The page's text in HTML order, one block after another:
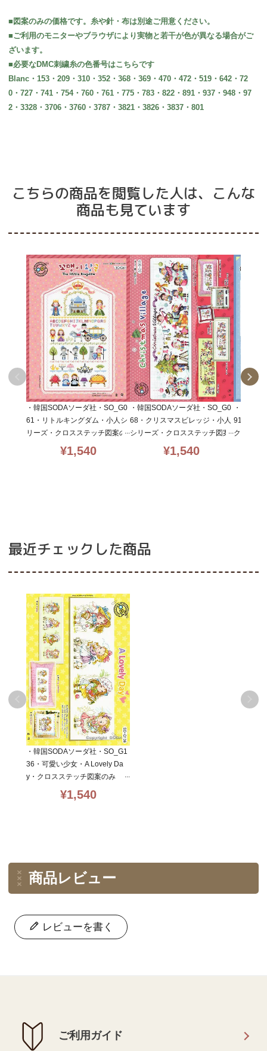
■図案のみの価格です。糸や針・布は別途ご用意ください。
■ご利用のモニターやブラウザにより実物と若干が色が異なる場合がご
ざいます。
■必要なDMC刺繍糸の色番号はこちらです
Blanc・153・209・310・352・368・369・470・472・519・642・72
0・727・741・754・760・761・775・783・822・891・937・948・97
2・3328・3706・3760・3787・3821・3826・3837・801
こちらの商品を閲覧した人は、こんな
商品も見ています
・韓国SODAソーダ社・SO_G0
61・リトルキングダム・小人シ
リーズ・クロスステッチ図案の
¥1,540
・韓国SODAソーダ社・SO_G0
68・クリスマスビレッジ・小人
シリーズ・クロスステッチ図案
¥1,540
・韓国
91・トイ
クロスス
最近チェックした商品
・韓国SODAソーダ社・SO_G1
36・可愛い少女・A Lovely Da
y・クロスステッチ図案のみ
¥1,540
商品レビュー
レビューを書く
ご利用ガイド